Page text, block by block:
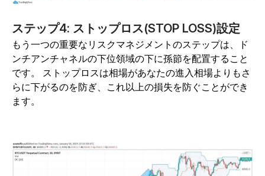
ステップ4: ストップロス(STOP LOSS)設定
もう一つの重要なリスクマネジメントのステップは、ド
ンチアンチャネルの下位領域の下に孫節を配置すること
です。 ストップロスは相場があなたの進入相場よりもさ
らに下がるのを防ぎ、これ以上の損失を防ぐことができ
ます。